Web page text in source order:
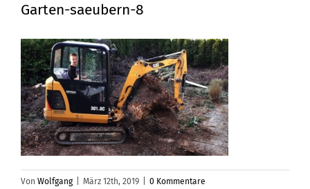
Garten-saeubern-8
Von Wolfgang März 12th, 2019 0 Kommentare